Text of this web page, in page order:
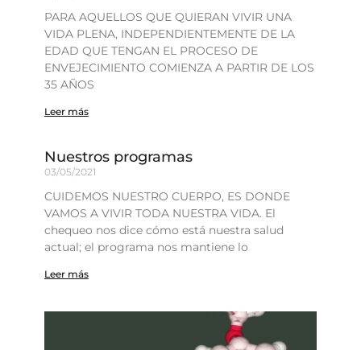
PARA AQUELLOS QUE QUIERAN VIVIR UNA
VIDA PLENA, INDEPENDIENTEMENTE DE LA
EDAD QUE TENGAN EL PROCESO DE
ENVEJECIMIENTO COMIENZA A PARTIR DE LOS
35 AÑOS
Leer más
Nuestros programas
03/05/2021
CUIDEMOS NUESTRO CUERPO, ES DONDE
VAMOS A VIVIR TODA NUESTRA VIDA. El
chequeo nos dice cómo está nuestra salud
actual; el programa nos mantiene lo
Leer más